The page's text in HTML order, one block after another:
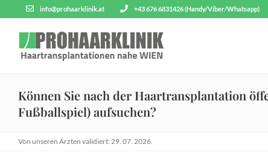
springen
info@prohaarklinik.at +43 676 6831426 (Handy/Viber/Whatsapp)
Können Sie nach der Haartransplantation
Fußballspiel) aufsuchen?
Von unseren Ärzten validiert: 29. 07. 2026.